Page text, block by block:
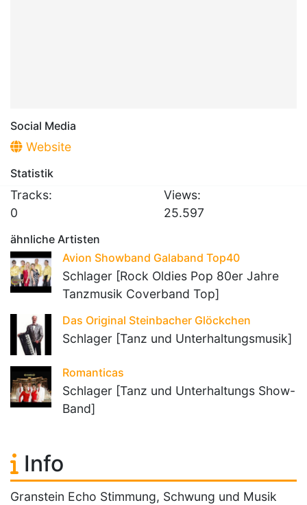
Social Media
Website
Statistik
Tracks:
0
Views:
25.597
ähnliche Artisten
Avion Showband Galaband Top40
Schlager [Rock Oldies Pop 80er Jahre
Tanzmusik Coverband Top]
Das Original Steinbacher Glöckchen
Schlager [Tanz und Unterhaltungsmusik]
Romanticas
Schlager [Tanz und Unterhaltungs Show-
Band]
Info
Granstein Echo Stimmung, Schwung und Musik